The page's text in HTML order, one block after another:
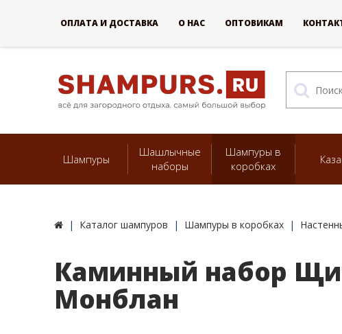
Шампуры
Шашлычные
наборы
Шампуры в
коробках
Каталог шампуров Шампуры в коробках
Каминный набор
Монблан
ОПЛАТА И ДОСТАВКА О НАС ОПТОВИКАМ